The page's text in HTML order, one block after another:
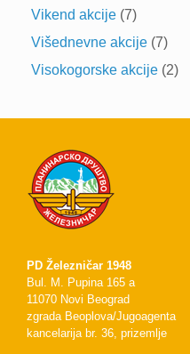
Vikend akcije (7)
Višednevne akcije (7)
Visokogorske akcije (2)
PD Železničar 1948
Bul. M. Pupina 165 a
11070 Novi Beograd
zgrada Beoplova/Jugoagenta
kancelarija br. 36, prizemlje